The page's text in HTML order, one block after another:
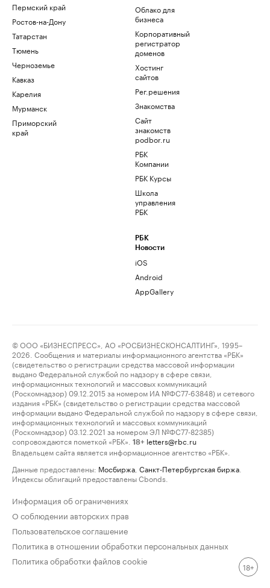
Пермский край
Ростов-на-Дону
Татарстан
Тюмень
Черноземье
Кавказ
Карелия
Мурманск
Приморский
край
Облако для
бизнеса
Корпоративный
регистратор
доменов
Хостинг
сайтов
Рег.решения
Знакомства
Сайт
знакомств
podbor.ru
РБК
Компании
РБК Курсы
Школа
управления
РБК
РБК
Новости
iOS
Android
AppGallery
© ООО «БИЗНЕСПРЕСС», АО «РОСБИЗНЕСКОНСАЛТИНГ», 1995–
2026. Сообщения и материалы информационного агентства «РБК»
(свидетельство о регистрации средства массовой информации
выдано Федеральной службой по надзору в сфере связи,
информационных технологий и массовых коммуникаций
(Роскомнадзор) 09.12.2015 за номером ИА №ФС77-63848) и сетевого
издания «РБК» (свидетельство о регистрации средства массовой
информации выдано Федеральной службой по надзору в сфере связи,
информационных технологий и массовых коммуникаций
(Роскомнадзор) 03.12.2021 за номером ЭЛ №ФС77-82385)
сопровождаются пометкой «РБК».
18+ letters@rbc.ru
Владельцем сайта является информационное агентство «РБК».
Данные предоставлены: Мосбиржа Санкт-Петербургская биржа
Индексы облигаций предоставлены Cbonds.
Информация об ограничениях
О соблюдении авторских прав
Пользовательское соглашение
Политика в отношении обработки персональных данных
Политика обработки файлов cookie
18+